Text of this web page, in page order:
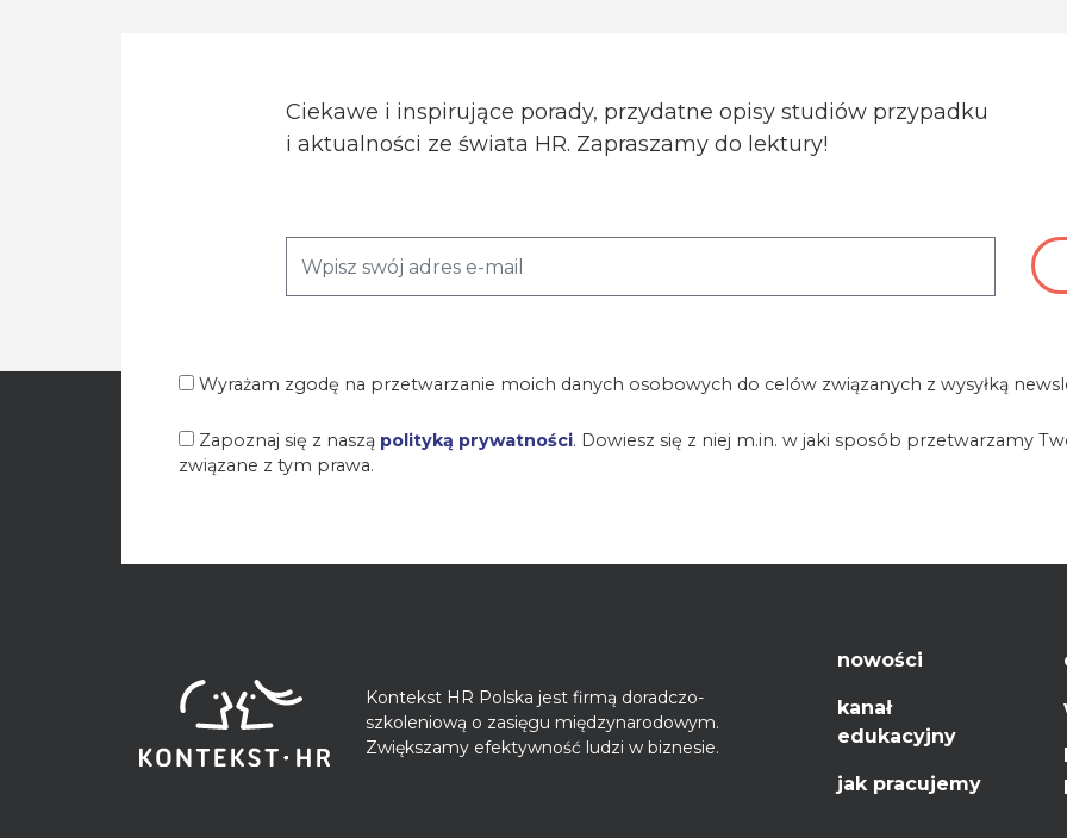
Ciekawe i inspirujące porady, przydatne opisy studiów przypadku
i aktualności ze świata HR. Zapraszamy do lektury!
Wyrażam zgodę na przetwarzanie moich danych osobowych do celów związanych z wysyłką
Zapoznaj się z naszą polityką prywatności. Dowiesz się z niej m.in. w jaki sposób przetwarzamy
związane z tym prawa.
Kontekst HR Polska jest firmą doradczo-
szkoleniową o zasięgu międzynarodowym.
Zwiększamy efektywność ludzi w biznesie.
nowości
kanał
edukacyjny
jak pracujemy